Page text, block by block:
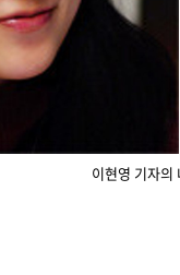
이현영 기자